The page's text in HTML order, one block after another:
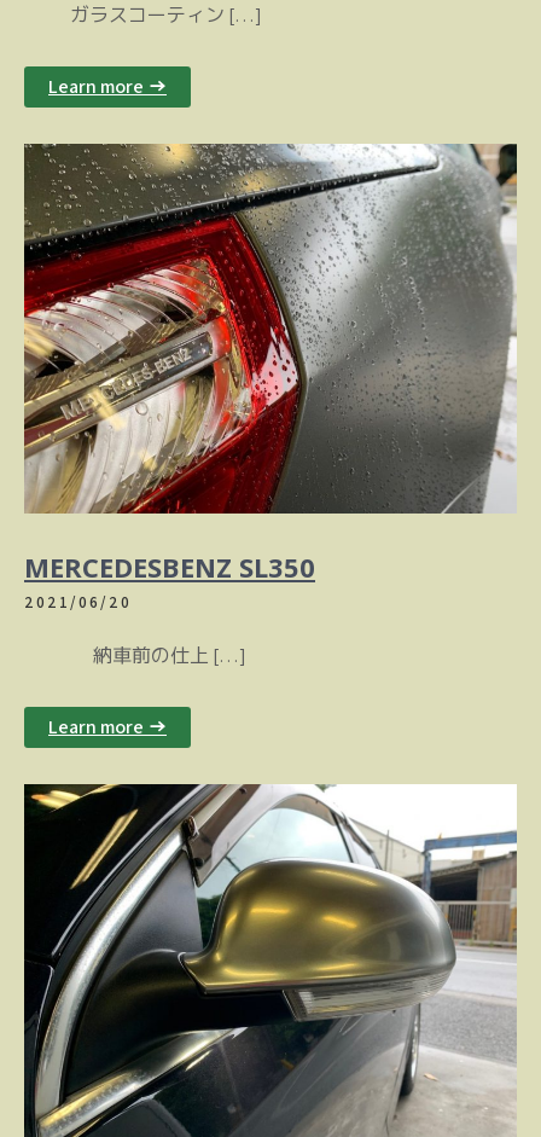
ガラスコーティン […]
Learn more →
MERCEDESBENZ SL350
2021/06/20
納車前の仕上 […]
Learn more →